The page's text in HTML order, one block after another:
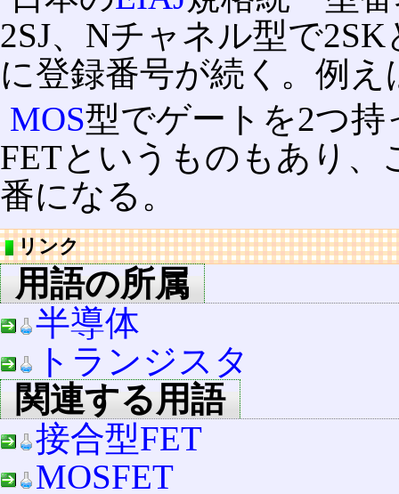
2SJ、Nチャネル型で
に登録番号が続く。例え
MOS型でゲートを2つ
FETというものもあり、
番になる。
リンク
用語の所属
半導体
トランジスタ
関連する用語
接合型FET
MOSFET